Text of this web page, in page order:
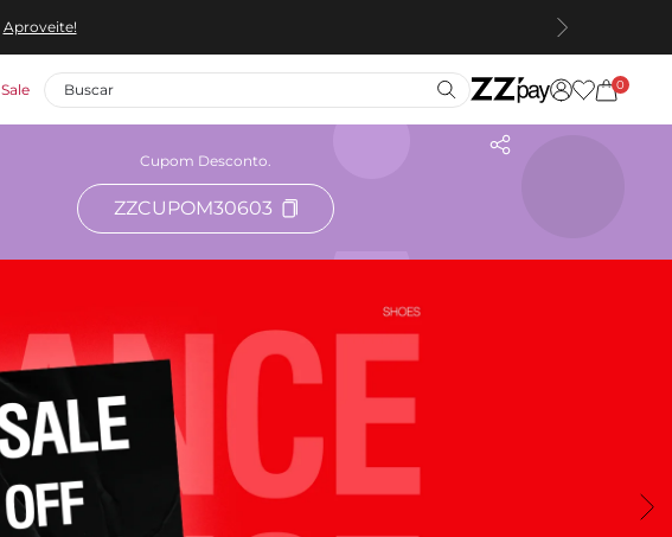
Aproveite!
Sale 0
Cupom Desconto.
ZZCUPOM30603